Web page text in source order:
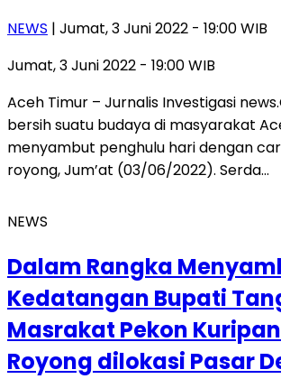
NEWS | Jumat, 3 Juni 2022 - 19:00 WIB
Jumat, 3 Juni 2022 - 19:00 WIB
Aceh Timur – Jurnalis Investigasi
bersih suatu budaya di masyarakat
menyambut penghulu hari dengan
royong, Jum’at (03/06/2022). Serda…
NEWS
Dalam Rangka
Kedatangan Bupati
Masrakat Pekon
Royong dilokasi Pasar